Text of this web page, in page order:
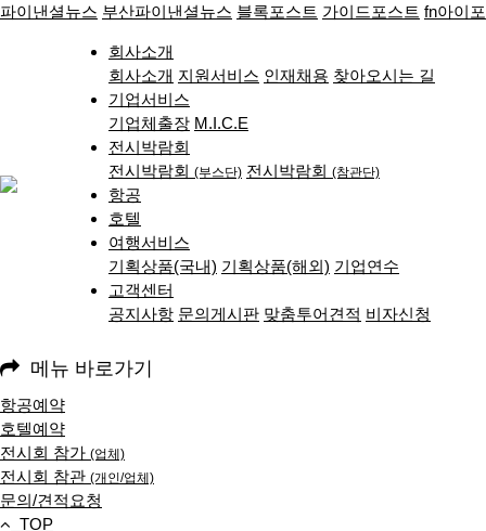
파이낸셜뉴스 부산파이낸셜뉴스 블록포스트 가이드포스트 fn아이
회사소개
회사소개 지원서비스 인재채용 찾아오시는 길
기업서비스
기업체출장 M.I.C.E
전시박람회
전시박람회 (부스단) 전시박람회 (참관단)
항공
호텔
여행서비스
기획상품(국내) 기획상품(해외) 기업연수
고객센터
공지사항 문의게시판 맞춤투어견적 비자신청
메뉴 바로가기
항공예약
호텔예약
전시회 참가 (업체)
전시회 참관 (개인/업체)
문의/견적요청
TOP